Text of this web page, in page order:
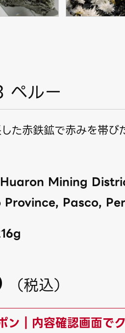
ルー
た赤鉄鉱で赤みを帯び
Mining
Pasco,
（税込）
｜内容確認画面で